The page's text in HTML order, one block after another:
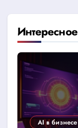
Интересное
AI в бизнесе